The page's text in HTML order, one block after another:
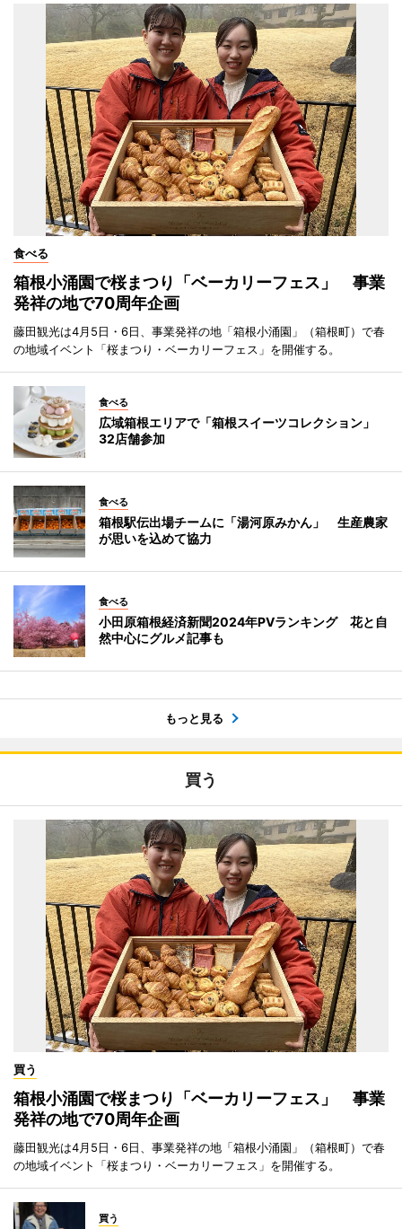
食べる
箱根小涌園で桜まつり「ベーカリーフェス」 事業
発祥の地で70周年企画
藤田観光は4月5日・6日、事業発祥の地「箱根小涌園」（箱根町）で春
の地域イベント「桜まつり・ベーカリーフェス」を開催する。
食べる
広域箱根エリアで「箱根スイーツコレクション」
32店舗参加
食べる
箱根駅伝出場チームに「湯河原みかん」 生産農家
が思いを込めて協力
食べる
小田原箱根経済新聞2024年PVランキング 花と自
然中心にグルメ記事も
もっと見る
買う
買う
箱根小涌園で桜まつり「ベーカリーフェス」 事業
発祥の地で70周年企画
藤田観光は4月5日・6日、事業発祥の地「箱根小涌園」（箱根町）で春
の地域イベント「桜まつり・ベーカリーフェス」を開催する。
買う